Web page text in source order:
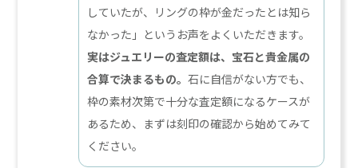
していたが、リングの枠が金だったとは知ら
なかった」というお声をよくいただきます。
実はジュエリーの査定額は、宝石と貴金属の
合算で決まるもの。石に自信がない方でも、
枠の素材次第で十分な査定額になるケースが
あるため、まずは刻印の確認から始めてみて
ください。